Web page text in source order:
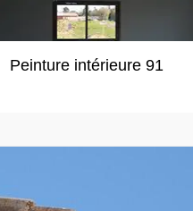
Peinture intérieure 91